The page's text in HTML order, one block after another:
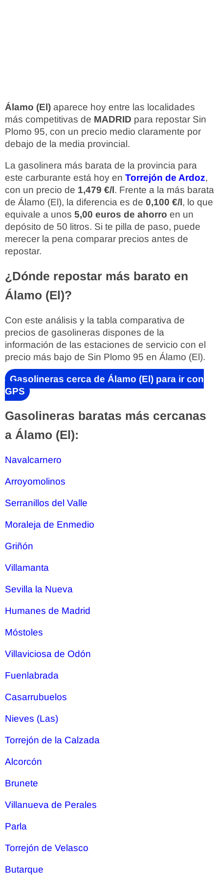
Álamo (El) aparece hoy entre las localidades
más competitivas de MADRID para repostar Sin
Plomo 95, con un precio medio claramente por
debajo de la media provincial.
La gasolinera más barata de la provincia para
este carburante está hoy en Torrejón de Ardoz,
con un precio de 1,479 €/l. Frente a la más barata
de Álamo (El), la diferencia es de 0,100 €/l, lo que
equivale a unos 5,00 euros de ahorro en un
depósito de 50 litros. Si te pilla de paso, puede
merecer la pena comparar precios antes de
repostar.
¿Dónde repostar más barato en
Álamo (El)?
Con este análisis y la tabla comparativa de
precios de gasolineras dispones de la
información de las estaciones de servicio con el
precio más bajo de Sin Plomo 95 en Álamo (El).
Gasolineras cerca de Álamo (El) para ir con
GPS
Gasolineras baratas más cercanas
a Álamo (El):
Navalcarnero
Arroyomolinos
Serranillos del Valle
Moraleja de Enmedio
Griñón
Villamanta
Sevilla la Nueva
Humanes de Madrid
Móstoles
Villaviciosa de Odón
Fuenlabrada
Casarrubuelos
Nieves (Las)
Torrejón de la Calzada
Alcorcón
Brunete
Villanueva de Perales
Parla
Torrejón de Velasco
Butarque